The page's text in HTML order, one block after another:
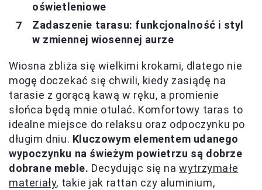
oświetleniowe
Zadaszenie tarasu: funkcjonalność i styl
w zmiennej wiosennej aurze
Wiosna zbliża się wielkimi krokami, dlatego nie
mogę doczekać się chwili, kiedy zasiądę na
tarasie z gorącą kawą w ręku, a promienie
słońca będą mnie otulać. Komfortowy taras to
idealne miejsce do relaksu oraz odpoczynku po
długim dniu. Kluczowym elementem udanego
wypoczynku na świeżym powietrzu są dobrze
dobrane meble. Decydując się nawytrzymałe
materiały, takie jak rattan czy aluminium,